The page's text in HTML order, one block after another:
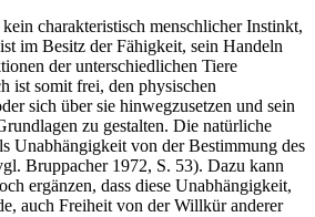
charakteristisch menschlicher Instinkt,
im Besitz der Fähigkeit, sein Handeln
der unterschiedlichen Tiere
ist somit frei, den physischen
sich über sie hinwegzusetzen und sein
zu gestalten. Die natürliche
Unabhängigkeit von der Bestimmung des
Bruppacher 1972, S. 53). Dazu kann
ergänzen, dass diese Unabhängigkeit,
auch Freiheit von der Willkür anderer